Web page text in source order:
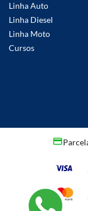
Linha Auto
Linha Diesel
Linha Moto
Cursos